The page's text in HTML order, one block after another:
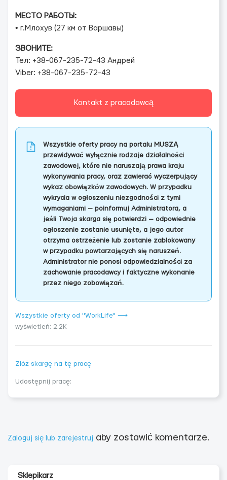
МЕСТО РАБОТЫ:
• г.Млохув (27 км от Варшавы)
ЗВОНИТЕ:
Тел: +38-067-235-72-43 Андрей
Viber: +38-067-235-72-43
Kontakt z pracodawcą
Wszystkie oferty pracy na portalu MUSZĄ
przewidywać wyłącznie rodzaje działalności
zawodowej, które nie naruszają prawa kraju
wykonywania pracy, oraz zawierać wyczerpujący
wykaz obowiązków zawodowych. W przypadku
wykrycia w ogłoszeniu niezgodności z tymi
wymaganiami — poinformuj Administratora, a
jeśli Twoja skarga się potwierdzi — odpowiednie
ogłoszenie zostanie usunięte, a jego autor
otrzyma ostrzeżenie lub zostanie zablokowany
w przypadku powtarzających się naruszeń.
Administrator nie ponosi odpowiedzialności za
zachowanie pracodawcy i faktyczne wykonanie
przez niego zobowiązań.
Wszystkie oferty od "WorkLife" ⟶
wyświetleń: 2.2K
Złóż skargę na tę pracę
Udostępnij pracę:
Zaloguj się lub zarejestruj aby zostawić komentarze.
Sklepikarz